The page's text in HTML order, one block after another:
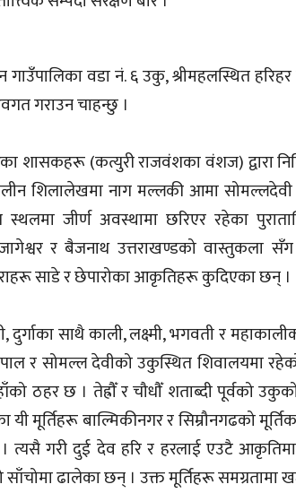
वडा नं. ६ उकु, श्रीमहलस्थित
गराउन चाहन्छु ।
शासकहरू (कत्युरी राजवंशका वंशज) द्वारा
शिलालेखमा नाग मल्लकी आमा
जीर्ण अवस्थामा छरिएर रहेका
र बैजनाथ उत्तराखण्डको वास्तुकला
साडे र छेपारोका आकृतिहरू कुदिएका छन् ।
दुर्गाका साथै काली, लक्ष्मी, भगवती र
र सोमल्ल देवीको उकुस्थित शिवालयमा
ठहर छ । तेह्रौँ र चौधौँ शताब्दी पूर्वको
यी मूर्तिहरू बाल्मिकीनगर र सिम्रौनगढको
त्यसै गरी दुई देव हरि र हरलाई एउटै
ढालेका छन् । उक्त मूर्तिहरू समग्रतामा